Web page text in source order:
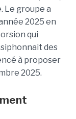
Le groupe a
2025 en
qui
des
à proposer
2025.